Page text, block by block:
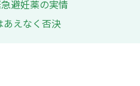
避妊薬の実情
えなく否決